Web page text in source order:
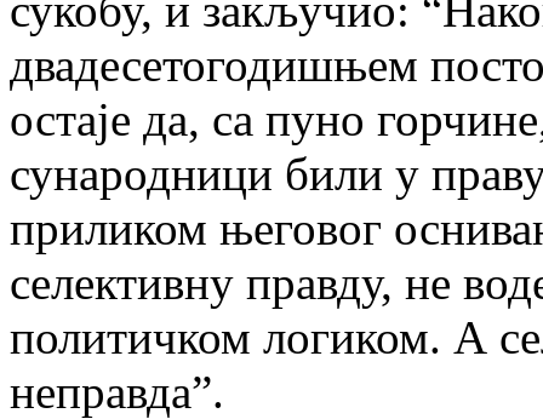
двадесетогодишњем
остаје да, са пуно
сународници били у
приликом његовог
селективну правду, не
политичком логиком. А
неправда”.